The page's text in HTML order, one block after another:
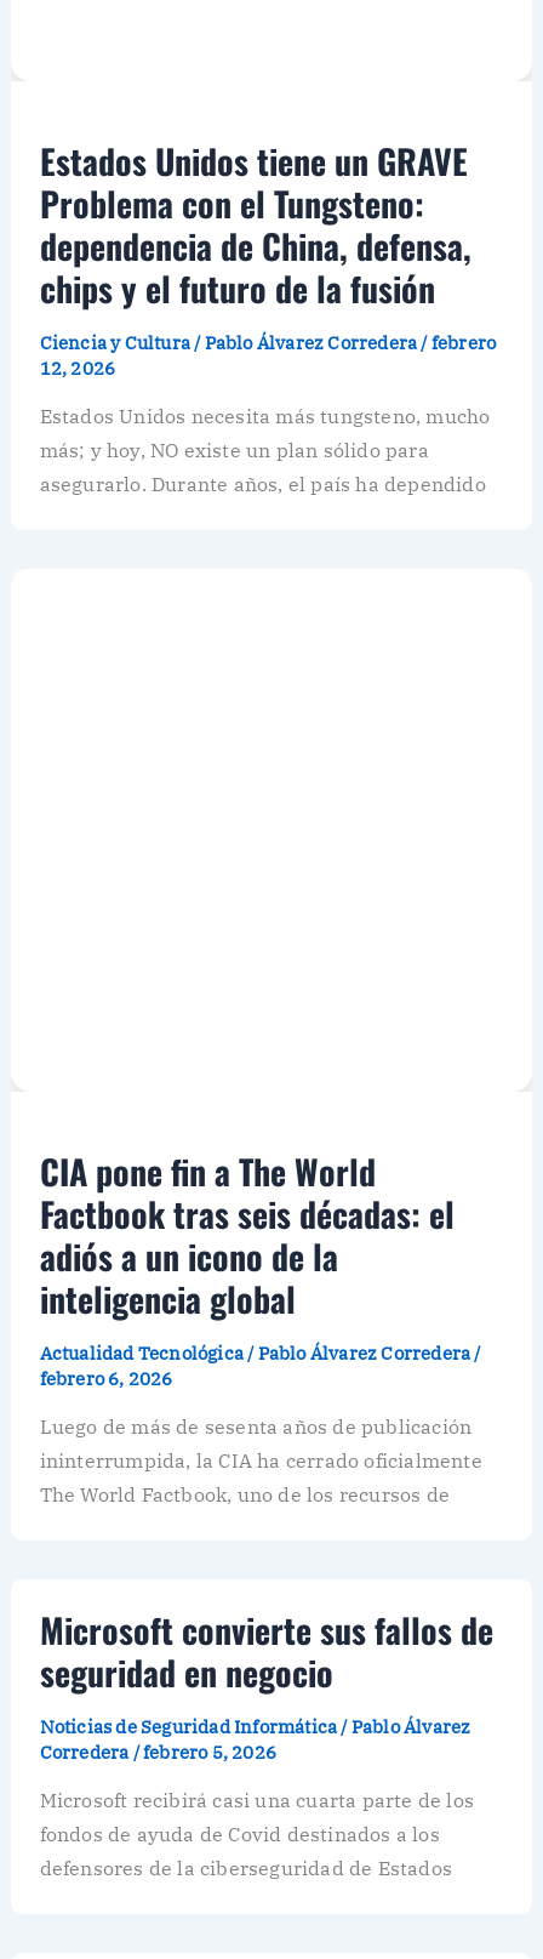
Estados Unidos tiene un GRAVE
Problema con el Tungsteno:
dependencia de China, defensa,
chips y el futuro de la fusión
Ciencia y Cultura/Pablo Álvarez Corredera/febrero
12, 2026
Estados Unidos necesita más tungsteno, mucho
más; y hoy, NO existe un plan sólido para
asegurarlo. Durante años, el país ha dependido
CIA pone fin a The World
Factbook tras seis décadas: el
adiós a un icono de la
inteligencia global
Actualidad Tecnológica/Pablo Álvarez Corredera/
febrero 6, 2026
Luego de más de sesenta años de publicación
ininterrumpida, la CIA ha cerrado oficialmente
The World Factbook, uno de los recursos de
Microsoft convierte sus fallos de
seguridad en negocio
Noticias de Seguridad Informática/Pablo Álvarez
Corredera /febrero 5, 2026
Microsoft recibirá casi una cuarta parte de los
fondos de ayuda de Covid destinados a los
defensores de la ciberseguridad de Estados